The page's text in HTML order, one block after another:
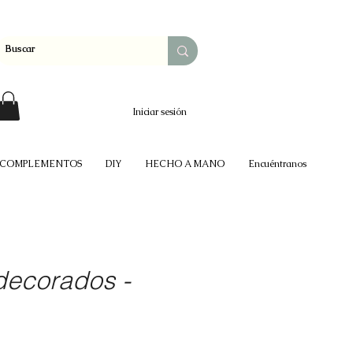
Iniciar sesión
COMPLEMENTOS DIY HECHO A MANO Encuéntranos
-